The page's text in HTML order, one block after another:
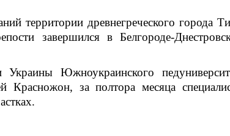
территории древнегреческого города
завершился в Белгороде-
Южноукраинского
Красножон, за полтора месяца